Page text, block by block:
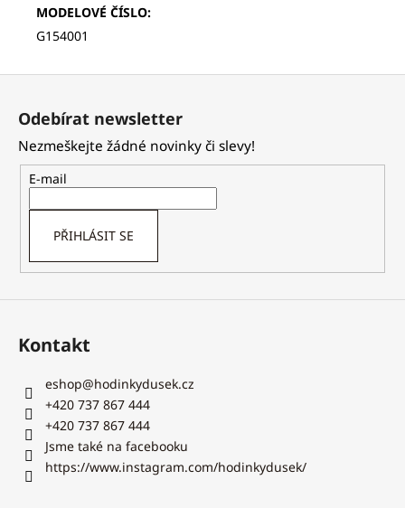
MODELOVÉ ČÍSLO:
G154001
Odebírat newsletter
Nezmeškejte žádné novinky či slevy!
E-mail
PŘIHLÁSIT SE
Kontakt
eshop@hodinkydusek.cz
+420 737 867 444
+420 737 867 444
Jsme také na facebooku
https://www.instagram.com/hodinkydusek/